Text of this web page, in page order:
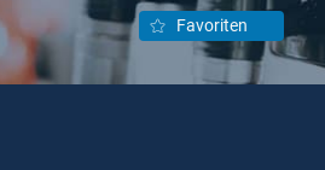
Favoriten